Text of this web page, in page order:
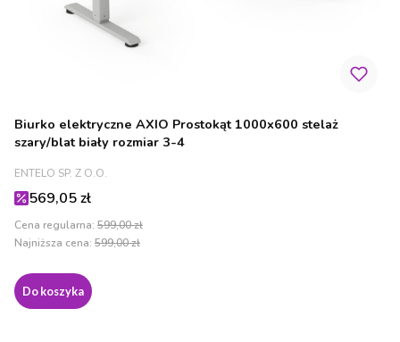
Biurko elektryczne AXIO Prostokąt 1000x600 stelaż
szary/blat biały rozmiar 3-4
PRODUCENT
ENTELO SP. Z O.O.
Cena promocyjna
569,05 zł
Cena regularna: 599,00 zł
Najniższa cena: 599,00 zł
Do koszyka